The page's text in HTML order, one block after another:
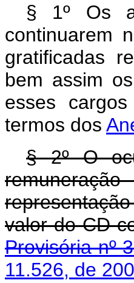
§ 1º Os
continuarem
gratificadas
bem assim
esses
termos dos
§ 2º O
valor do
Provisória nº
11.526, de